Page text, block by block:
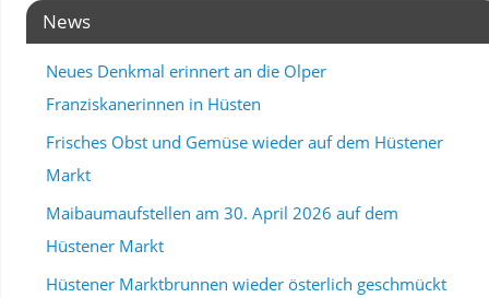
News
Neues Denkmal erinnert an die Olper
Franziskanerinnen in Hüsten
Frisches Obst und Gemüse wieder auf dem Hüstener
Markt
Maibaumaufstellen am 30. April 2026 auf dem
Hüstener Markt
Hüstener Marktbrunnen wieder österlich geschmückt